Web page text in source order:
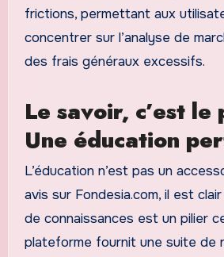
frictions, permettant aux
concentrer sur l’analyse de
des frais généraux excessifs.
Le savoir, c’est le
Une éducation
L’éducation n’est pas un
avis sur Fondesia.com, il est
de connaissances est un pilier
plateforme fournit une suite de